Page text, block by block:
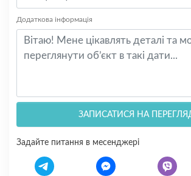
Додаткова інформація
ЗАПИСАТИСЯ НА
Задайте питання в месенджері